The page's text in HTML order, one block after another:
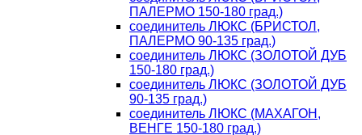
ПАЛЕРМО 150-180 град.)
соединитель ЛЮКС (БРИСТОЛ,
ПАЛЕРМО 90-135 град.)
соединитель ЛЮКС (ЗОЛОТОЙ ДУБ
150-180 град.)
соединитель ЛЮКС (ЗОЛОТОЙ ДУБ
90-135 град.)
соединитель ЛЮКС (МАХАГОН,
ВЕНГЕ 150-180 град.)